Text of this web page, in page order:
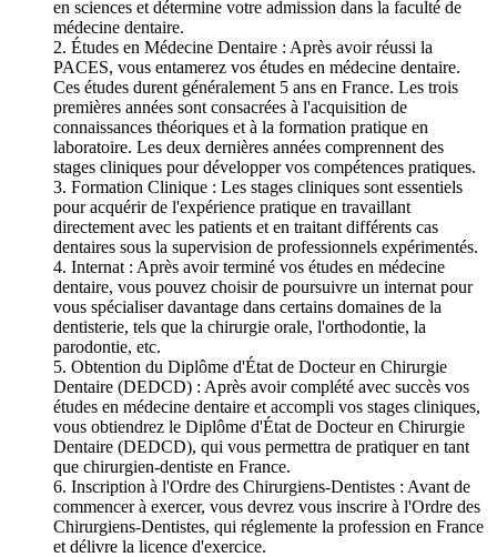
en sciences et détermine votre admission dans la faculté de
médecine dentaire.
2. Études en Médecine Dentaire : Après avoir réussi la
PACES, vous entamerez vos études en médecine dentaire.
Ces études durent généralement 5 ans en France. Les trois
premières années sont consacrées à l'acquisition de
connaissances théoriques et à la formation pratique en
laboratoire. Les deux dernières années comprennent des
stages cliniques pour développer vos compétences pratiques.
3. Formation Clinique : Les stages cliniques sont essentiels
pour acquérir de l'expérience pratique en travaillant
directement avec les patients et en traitant différents cas
dentaires sous la supervision de professionnels expérimentés.
4. Internat : Après avoir terminé vos études en médecine
dentaire, vous pouvez choisir de poursuivre un internat pour
vous spécialiser davantage dans certains domaines de la
dentisterie, tels que la chirurgie orale, l'orthodontie, la
parodontie, etc.
5. Obtention du Diplôme d'État de Docteur en Chirurgie
Dentaire (DEDCD) : Après avoir complété avec succès vos
études en médecine dentaire et accompli vos stages cliniques,
vous obtiendrez le Diplôme d'État de Docteur en Chirurgie
Dentaire (DEDCD), qui vous permettra de pratiquer en tant
que chirurgien-dentiste en France.
6. Inscription à l'Ordre des Chirurgiens-Dentistes : Avant de
commencer à exercer, vous devrez vous inscrire à l'Ordre des
Chirurgiens-Dentistes, qui réglemente la profession en France
et délivre la licence d'exercice.